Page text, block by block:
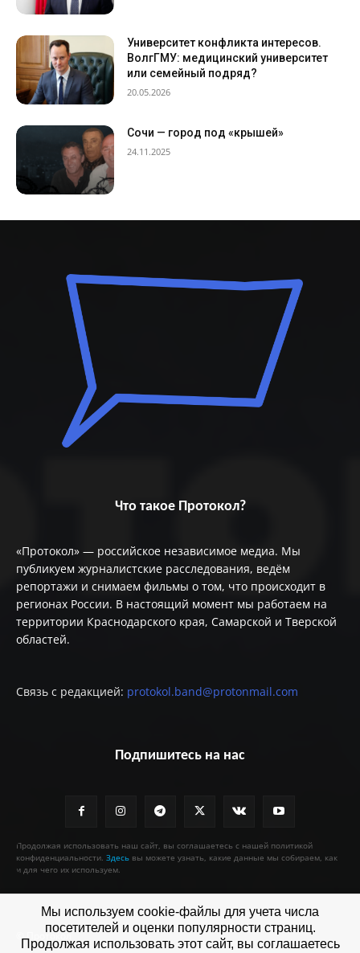
Университет конфликта интересов.
ВолгГМУ: медицинский университет
или семейный подряд?
20.05.2026
Сочи — город под «крышей»
24.11.2025
Что такое Протокол?
«Протокол» — российское независимое медиа. Мы
публикуем журналистские расследования, ведём
репортажи и снимаем фильмы о том, что происходит в
регионах России. В настоящий момент мы работаем на
территории Краснодарского края, Самарской и Тверской
областей.
Связь с редакцией: protokol.band@protonmail.com
Подпишитесь на нас
Продолжая использовать наш сайт, вы соглашаетесь с нашей политикой
конфиденциальности. Здесь вы можете узнать, какие данные мы собираем, как
и для чего их используем.
© Протокол
Мы используем cookie-файлы для учета числа
посетителей и оценки популярности страниц.
Продолжая использовать этот сайт, вы соглашаетесь